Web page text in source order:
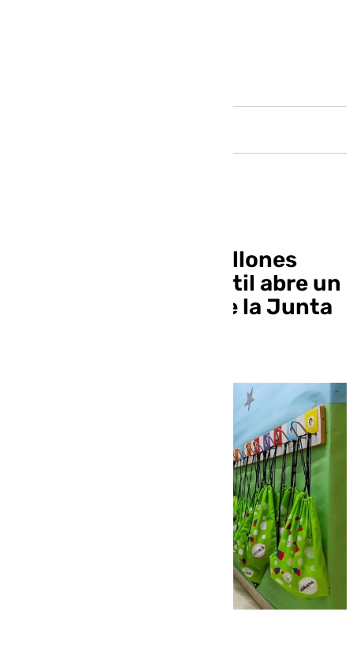
Una partida de 112 millones
para educación infantil abre un
nuevo conflicto entre la Junta